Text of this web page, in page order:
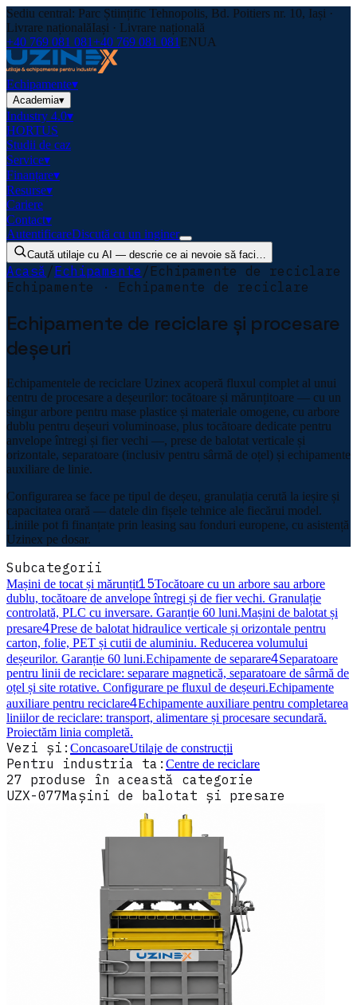
Sediu central: Parc Științific Tehnopolis, Bd. Poitiers nr. 10, Iași ·
Livrare naționalăIași · Livrare națională
+40 769 081 081+40 769 081 081 ENUA
Echipamente▾
Academia▾
Industry 4.0▾
HORTUS
Studii de caz
Service▾
Finanțare▾
Resurse▾
Cariere
Contact▾
AutentificareDiscută cu un inginer
Caută utilaje cu AI — descrie ce ai nevoie să faci…
Acasă/Echipamente / Echipamente de reciclare
Echipamente · Echipamente de reciclare
Echipamente de reciclare și procesare
deșeuri
Echipamentele de reciclare Uzinex acoperă fluxul complet al unui
centru de procesare a deșeurilor: tocătoare și mărunțitoare — cu un
singur arbore pentru mase plastice și materiale omogene, cu arbore
dublu pentru deșeuri voluminoase, plus tocătoare dedicate pentru
anvelope întregi și fier vechi —, prese de balotat verticale și
orizontale, separatoare (inclusiv pentru sârmă de oțel) și echipamente
auxiliare de linie.
Configurarea se face pe tipul de deșeu, granulația cerută la ieșire și
capacitatea orară — datele din fișele tehnice ale fiecărui model.
Liniile pot fi finanțate prin leasing sau fonduri europene, cu asistență
Uzinex pe dosar.
Subcategorii
Mașini de tocat și mărunțit15Tocătoare cu un arbore sau arbore
dublu, tocătoare de anvelope întregi și de fier vechi. Granulație
controlată, PLC cu inversare. Garanție 60 luni.Mașini de balotat și
presare4Prese de balotat hidraulice verticale și orizontale pentru
carton, folie, PET și cutii de aluminiu. Reducerea volumului
deșeurilor. Garanție 60 luni.Echipamente de separare4Separatoare
pentru linii de reciclare: separare magnetică, separatoare de sârmă de
oțel și site rotative. Configurare pe fluxul de deșeuri.Echipamente
auxiliare pentru reciclare4Echipamente auxiliare pentru completarea
liniilor de reciclare: transport, alimentare și procesare secundară.
Proiectăm linia completă.
Vezi și: ConcasoareUtilaje de construcții
Pentru industria ta: Centre de reciclare
27 produse în această categorie
UZX-077Mașini de balotat și presare